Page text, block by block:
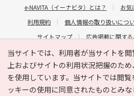
当サイトでは、利用者が当サイトを
上およびサイトの利用状況把握のた
を使用しています。当サイトでは閲
ッキーの使用に同意されたものとみ
e-NAVITA（イーナビタ）とは？ お気
利用規約
個人情報の取り扱いにつ
サイトマップ
広告掲載に関す
サイトの内容に関するお